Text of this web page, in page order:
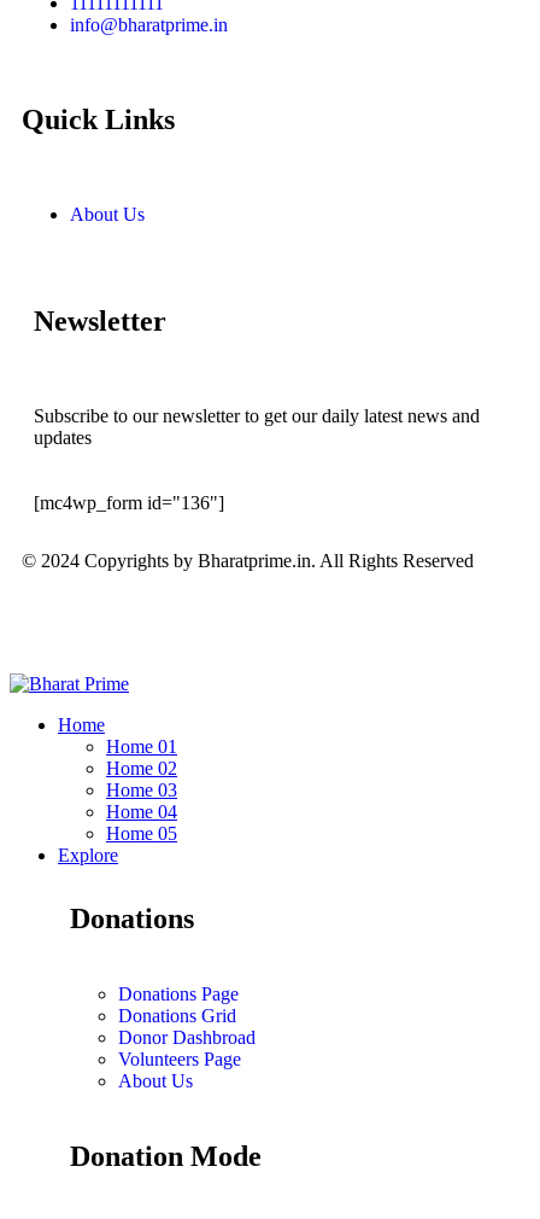
info@bharatprime.in
Quick Links
About Us
Newsletter
Subscribe to our newsletter to get our daily latest news and
updates
[mc4wp_form id="136"]
© 2024 Copyrights by Bharatprime.in. All Rights Reserved
Home
Home 01
Home 02
Home 03
Home 04
Home 05
Explore
Donations
Donations Page
Donations Grid
Donor Dashbroad
Volunteers Page
About Us
Donation Mode